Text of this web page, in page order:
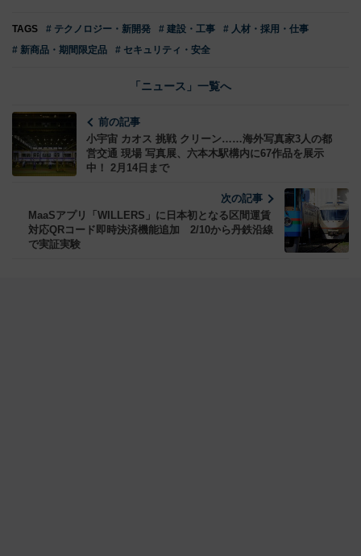
TAGS # テクノロジー・新開発 # 建設・工事
# 人材・採用・仕事
# 新商品・期間限定品
# セキュリティ・安全
「ニュース」一覧へ
前の記事
小宇宙 カオス 挑戦 クリーン……海外写真家3人の都
営交通 現場 写真展、六本木駅構内に67作品を展示
中！ 2月14日まで
次の記事
MaaSアプリ「WILLERS」に日本初となる区間運賃
対応QRコード即時決済機能追加 2/10から丹鉄沿線
で実証実験